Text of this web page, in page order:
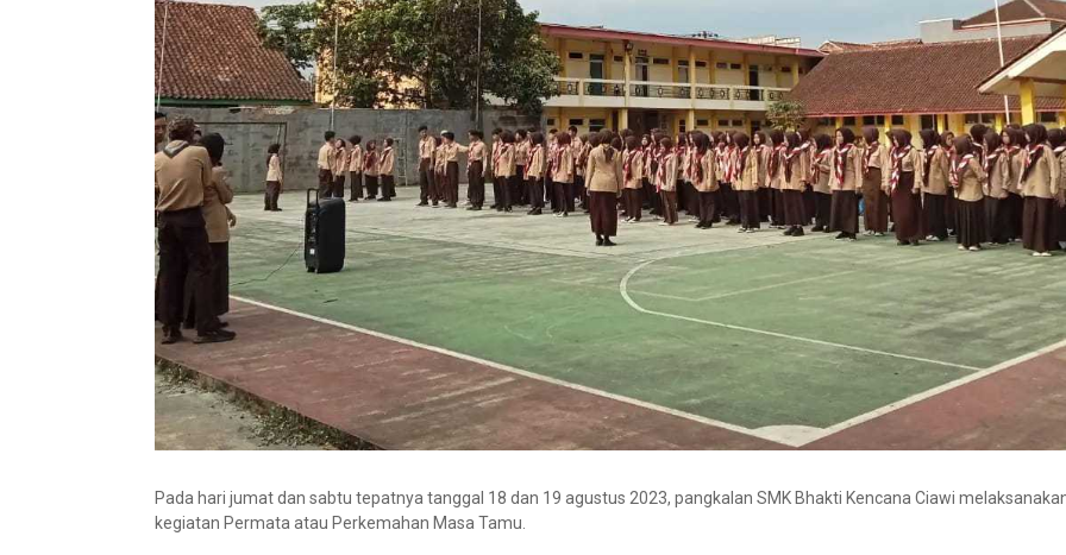
Pada hari jumat dan sabtu tepatnya tanggal 18 dan 19 agustus 2023, pangkalan SMK Bhakti Kencana Ciawi
kegiatan Permata atau Perkemahan Masa Tamu.